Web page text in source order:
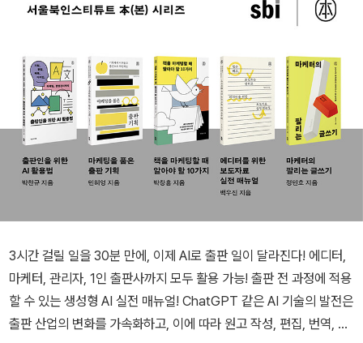
3시간 걸릴 일을 30분 만에, 이제 AI로 출판 일이 달라진다! 에디터,
마케터, 관리자, 1인 출판사까지 모두 활용 가능! 출판 전 과정에 적용
할 수 있는 생성형 AI 실전 매뉴얼! ChatGPT 같은 AI 기술의 발전은
출판 산업의 변화를 가속화하고, 이에 따라 원고 작성, 편집, 번역, 출